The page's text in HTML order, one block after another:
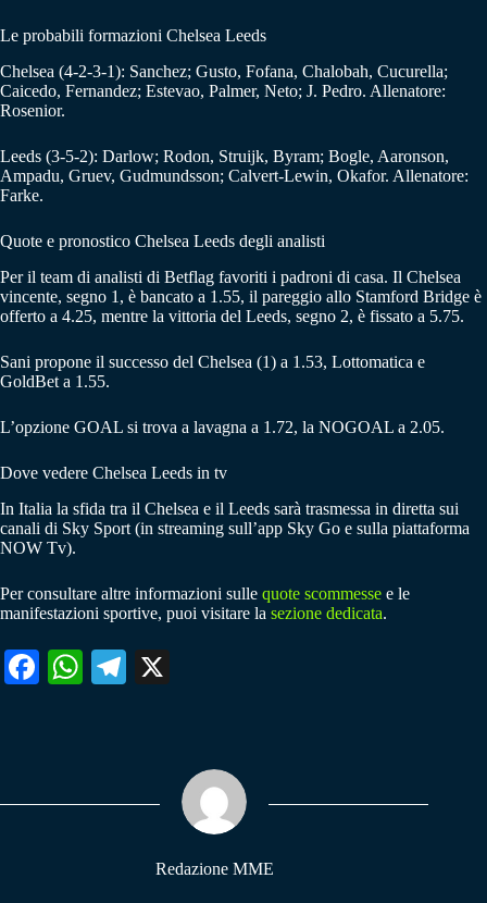
Le probabili formazioni Chelsea Leeds
Chelsea (4-2-3-1): Sanchez; Gusto, Fofana, Chalobah, Cucurella;
Caicedo, Fernandez; Estevao, Palmer, Neto; J. Pedro. Allenatore:
Rosenior.
Leeds (3-5-2): Darlow; Rodon, Struijk, Byram; Bogle, Aaronson,
Ampadu, Gruev, Gudmundsson; Calvert-Lewin, Okafor. Allenatore:
Farke.
Quote e pronostico Chelsea Leeds degli analisti
Per il team di analisti di Betflag favoriti i padroni di casa. Il Chelsea
vincente, segno 1, è bancato a 1.55, il pareggio allo Stamford Bridge è
offerto a 4.25, mentre la vittoria del Leeds, segno 2, è fissato a 5.75.
Sani propone il successo del Chelsea (1) a 1.53, Lottomatica e
GoldBet a 1.55.
L’opzione GOAL si trova a lavagna a 1.72, la NOGOAL a 2.05.
Dove vedere Chelsea Leeds in tv
In Italia la sfida tra il Chelsea e il Leeds sarà trasmessa in diretta sui
canali di Sky Sport (in streaming sull’app Sky Go e sulla piattaforma
NOW Tv).
Per consultare altre informazioni sulle quote scommesse e le
manifestazioni sportive, puoi visitare la sezione dedicata.
Fa W
pp
Te
m
Redazione MME